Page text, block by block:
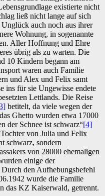
existierte nicht
ließ nicht lange auf sich
auch noch aus ihrer
Wohnung, in sogenannte
Aller Hoffnung und Ehre
übrig als zu warten. Die
10 Kindern begann am
waren auch Familie
und Alex und Felix samt
ins für sie Ungewisse endete
Lettlands. Die Reise
betitelt, da viele wegen der
Ghetto wurden etwa 17000
der Schnee ist schwarz“[4]
von Julia und Felix
schwarz, sondern
von 28000 ehemaligen
einige der
den Aufhebungsbefehl
wurde die Familie
das KZ Kaiserwald, getrennt.